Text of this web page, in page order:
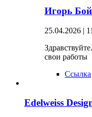
Игорь
25.04.2026 |
свои работы
Ссылка
Edelweiss